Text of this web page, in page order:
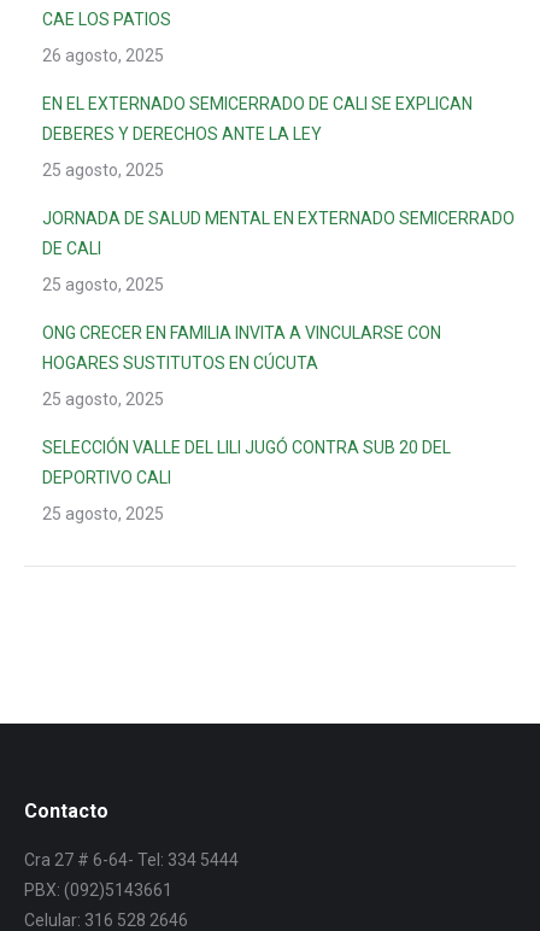
CAE LOS PATIOS
26 agosto, 2025
EN EL EXTERNADO SEMICERRADO DE CALI SE EXPLICAN
DEBERES Y DERECHOS ANTE LA LEY
25 agosto, 2025
JORNADA DE SALUD MENTAL EN EXTERNADO SEMICERRADO
DE CALI
25 agosto, 2025
ONG CRECER EN FAMILIA INVITA A VINCULARSE CON
HOGARES SUSTITUTOS EN CÚCUTA
25 agosto, 2025
SELECCIÓN VALLE DEL LILI JUGÓ CONTRA SUB 20 DEL
DEPORTIVO CALI
25 agosto, 2025
Contacto
Cra 27 # 6-64- Tel: 334 5444
PBX: (092)5143661
Celular: 316 528 2646